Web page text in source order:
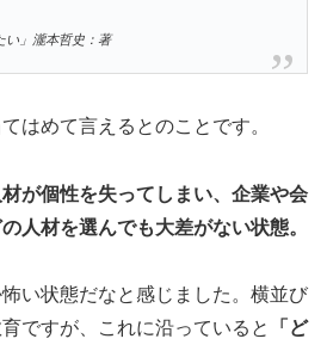
い」瀧本哲史：著
はめて言えるとのことです。
が個性を失ってしまい、企業や会
人材を選んでも大差がない状態。
い状態だなと感じました。横並び
ですが、これに沿っていると 「ど